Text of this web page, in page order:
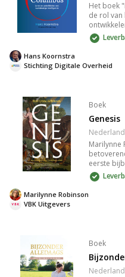
Het boek
de rol van
Stichting Digitale Overheid
Hans Koornstra
Boek
Genesis
Marilynne
eerste
pracht en
hoop en
voor
VBK Uitgevers
Marilynne Robinson
Boek